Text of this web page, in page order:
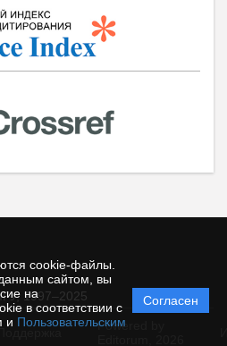
cookie-файлы.
сайтом, вы
на
в соответствии с
и Пользовательским
Согласен
1997–2025
Powered by